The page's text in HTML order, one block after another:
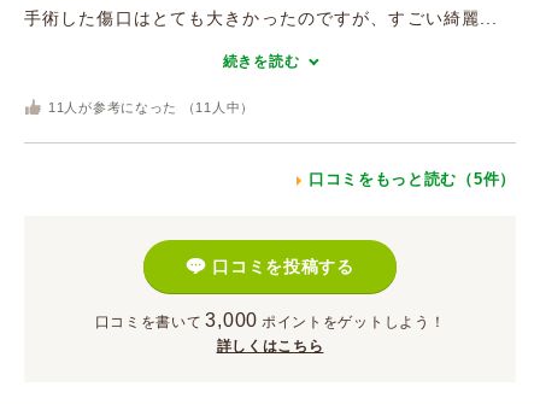
手術した傷口はとても大きかったのですが、すごい綺麗...
続きを読む
11 人が参考になった （ 11 人中）
口コミをもっと読む（5件）
口コミを投稿する
口コミを書いて 3,000 ポイント をゲットしよう！
詳しくはこちら